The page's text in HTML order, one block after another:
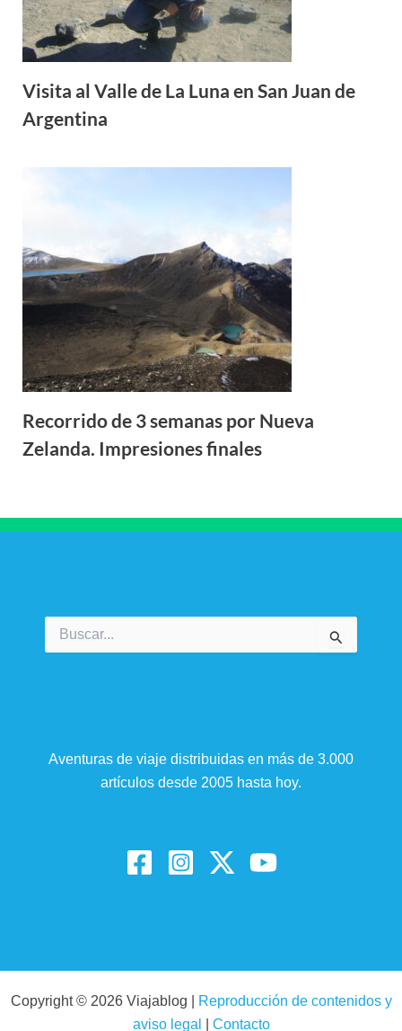
Visita al Valle de La Luna en San Juan de
Argentina
Recorrido de 3 semanas por Nueva
Zelanda. Impresiones finales
por:
Aventuras de viaje distribuidas en más de 3.000
artículos desde 2005 hasta hoy.
Copyright © 2026 Viajablog |
Reproducción de contenidos y
aviso legal
Contacto